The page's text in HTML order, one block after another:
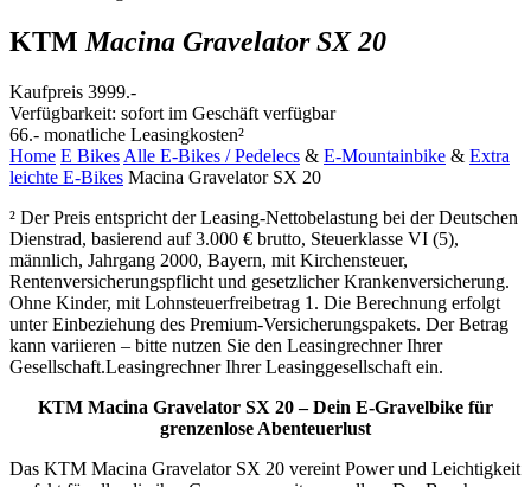
KTM Macina Gravelator SX 20
Kaufpreis 3999.-
Verfügbarkeit: sofort im Geschäft verfügbar
66.- monatliche Leasingkosten²
Home E Bikes Alle E-Bikes / Pedelecs & E-Mountainbike & Extra
leichte E-Bikes Macina Gravelator SX 20
² Der Preis entspricht der Leasing-Nettobelastung bei der Deutschen
Dienstrad, basierend auf 3.000 € brutto, Steuerklasse VI (5),
männlich, Jahrgang 2000, Bayern, mit Kirchensteuer,
Rentenversicherungspflicht und gesetzlicher Krankenversicherung.
Ohne Kinder, mit Lohnsteuerfreibetrag 1. Die Berechnung erfolgt
unter Einbeziehung des Premium-Versicherungspakets. Der Betrag
kann variieren – bitte nutzen Sie den Leasingrechner Ihrer
Gesellschaft.Leasingrechner Ihrer Leasinggesellschaft ein.
KTM Macina Gravelator SX 20 – Dein E-Gravelbike für
grenzenlose Abenteuerlust
Das KTM Macina Gravelator SX 20 vereint Power und Leichtigkeit